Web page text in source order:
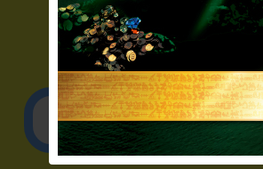
▼一般
公演内容、